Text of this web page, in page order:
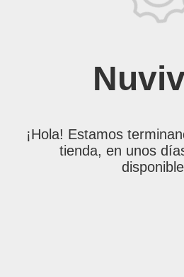
¡Hola! Estamos
tienda, en unos